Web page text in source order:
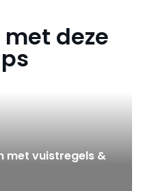
deze
met vuistregels &